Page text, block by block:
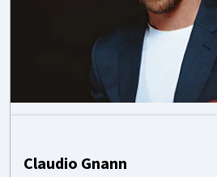
Claudio Gnann